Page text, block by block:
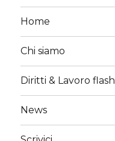
Home
Chi siamo
Diritti & Lavoro flash
News